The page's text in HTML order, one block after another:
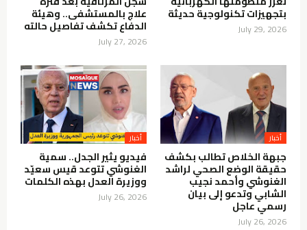
بتجهيزات تكنولوجية حديثة
July 29, 2026
علاج بالمستشفى.. وهيئة
الدفاع تكشف تفاصيل حالته
July 27, 2026
أخبار
جبهة الخلاص تطالب بكشف
حقيقة الوضع الصحي لراشد
الغنوشي وأحمد نجيب
الشابي وتدعو إلى بيان
رسمي عاجل
July 26, 2026
أخبار
فيديو يثير الجدل.. سمية
الغنوشي تتوعد قيس سعيّد
ووزيرة العدل بهذه الكلمات
July 26, 2026